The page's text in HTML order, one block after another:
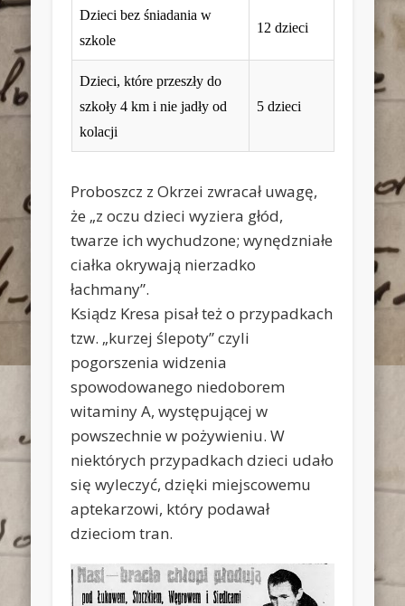
Dzieci bez śniadania w
szkole
12 dzieci
Dzieci, które przeszły do
szkoły 4 km i nie jadły od
kolacji
5 dzieci
Proboszcz z Okrzei zwracał uwagę,
że „z oczu dzieci wyziera głód,
twarze ich wychudzone; wynędzniałe
ciałka okrywają nierzadko
łachmany”.
Ksiądz Kresa pisał też o przypadkach
tzw. „kurzej ślepoty” czyli
pogorszenia widzenia
spowodowanego niedoborem
witaminy A, występującej w
powszechnie w pożywieniu. W
niektórych przypadkach dzieci udało
się wyleczyć, dzięki miejscowemu
aptekarzowi, który podawał
dzieciom tran.